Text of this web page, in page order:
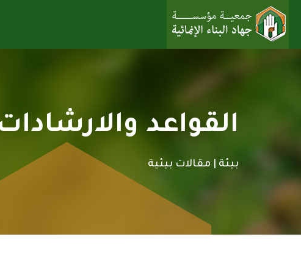
القواعد
بيئة | مقالات بيئية